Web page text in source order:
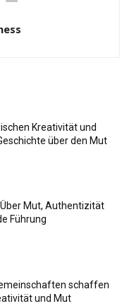
Kreativität und
über den Mut
Mut, Authentizität
Führung
schaffen
und Mut